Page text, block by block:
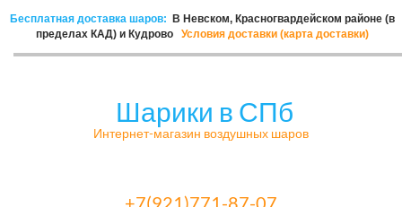
Бесплатная доставка шаров:
В Невском, Красногвардейском районе (в
пределах КАД) и Кудрово
Условия доставки (карта доставки)
Шарики в СПб
Интернет-магазин воздушных шаров
+7(921)771-87-07